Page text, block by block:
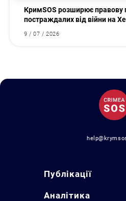
КримSOS розширює правову
постраждалих від війни на
9 / 07 / 2026
Публікації
Аналітика